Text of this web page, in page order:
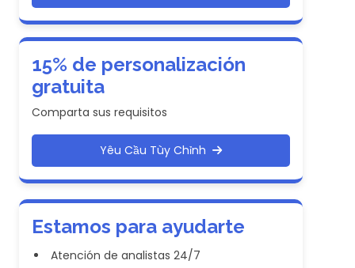
15% de personalización
gratuita
Comparta sus requisitos
Yêu Cầu Tùy Chỉnh
Estamos para ayudarte
Atención de analistas 24/7